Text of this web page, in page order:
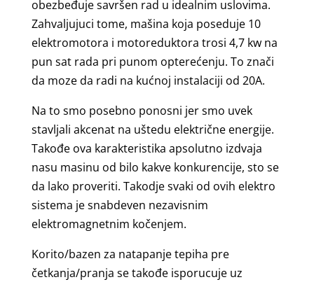
obezbeđuje savršen rad u idealnim uslovima.
Zahvaljujuci tome, mašina koja poseduje 10
elektromotora i motoreduktora trosi 4,7 kw na
pun sat rada pri punom opterećenju. To znači
da moze da radi na kućnoj instalaciji od 20A.
Na to smo posebno ponosni jer smo uvek
stavljali akcenat na uštedu električne energije.
Takođe ova karakteristika apsolutno izdvaja
nasu masinu od bilo kakve konkurencije, sto se
da lako proveriti. Takodje svaki od ovih elektro
sistema je snabdeven nezavisnim
elektromagnetnim kočenjem.
Korito/bazen za natapanje tepiha pre
četkanja/pranja se takođe isporucuje uz